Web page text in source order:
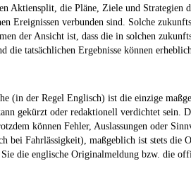
Aktiensplit, die Pläne, Ziele und Strategien
verbunden sind. Solche
der Ansicht ist, dass die in solchen
tatsächlichen Ergebnisse können
der Regel Englisch) ist die einzige
gekürzt oder redaktionell verdichtet
können Fehler, Auslassungen oder
bei Fahrlässigkeit), maßgeblich ist stets
die englische Originalmeldung bzw. die